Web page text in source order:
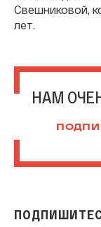
Свешниковой,
лет.
НАМ